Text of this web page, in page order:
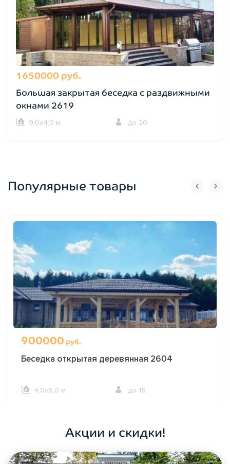
1650000 руб.
Большая закрытая беседка с раздвижными
окнами 2619
9,0х4,0 м. до 20
Популярные товары
900000 руб.
Беседка открытая деревянная 2604
4,0х6,0 м. до 16
Акции и скидки!